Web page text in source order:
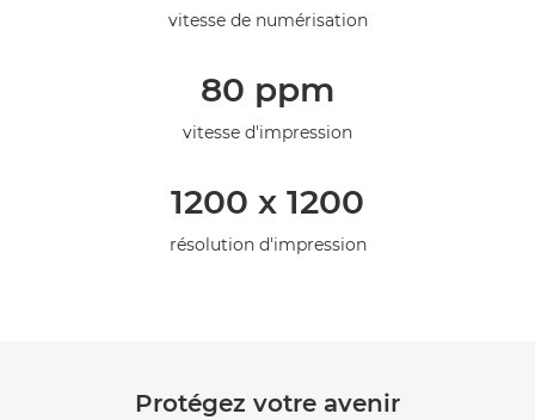
vitesse de numérisation
80 ppm
vitesse d'impression
1200 x 1200
résolution d'impression
Protégez votre avenir